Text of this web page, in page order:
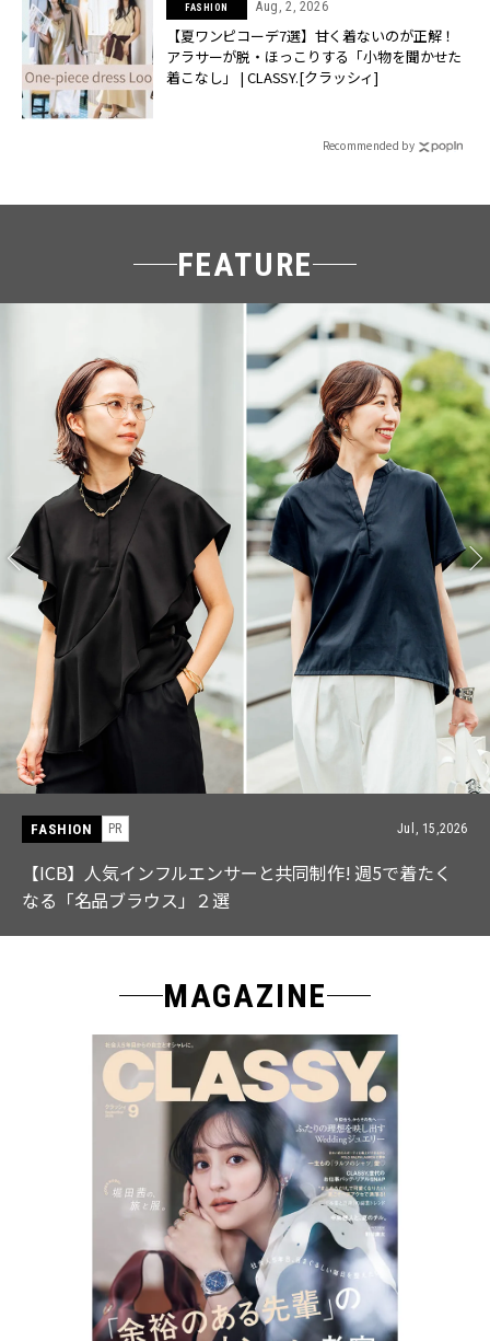
FASHION Aug, 2, 2026
【夏ワンピコーデ7選】甘く着ないのが正解！
アラサーが脱・ほっこりする「小物を聞かせた
着こなし」 | CLASSY.[クラッシィ]
Recommended by
FEATURE
FASHION PR Jul, 15,2026
【ICB】人気インフルエンサーと共同制作! 週5で着たく
なる「名品ブラウス」２選
MAGAZINE